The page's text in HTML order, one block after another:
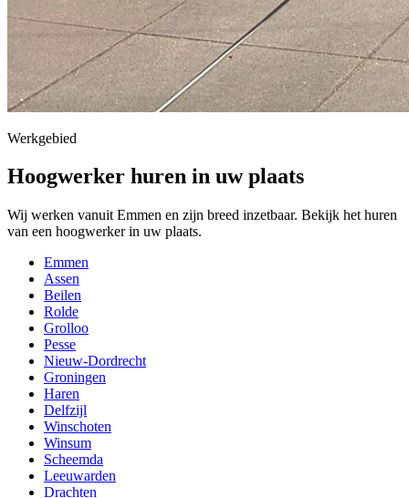
Werkgebied
Hoogwerker huren in uw plaats
Wij werken vanuit Emmen en zijn breed inzetbaar. Bekijk het huren
van een hoogwerker in uw plaats.
Emmen
Assen
Beilen
Rolde
Grolloo
Pesse
Nieuw-Dordrecht
Groningen
Haren
Delfzijl
Winschoten
Winsum
Scheemda
Leeuwarden
Drachten